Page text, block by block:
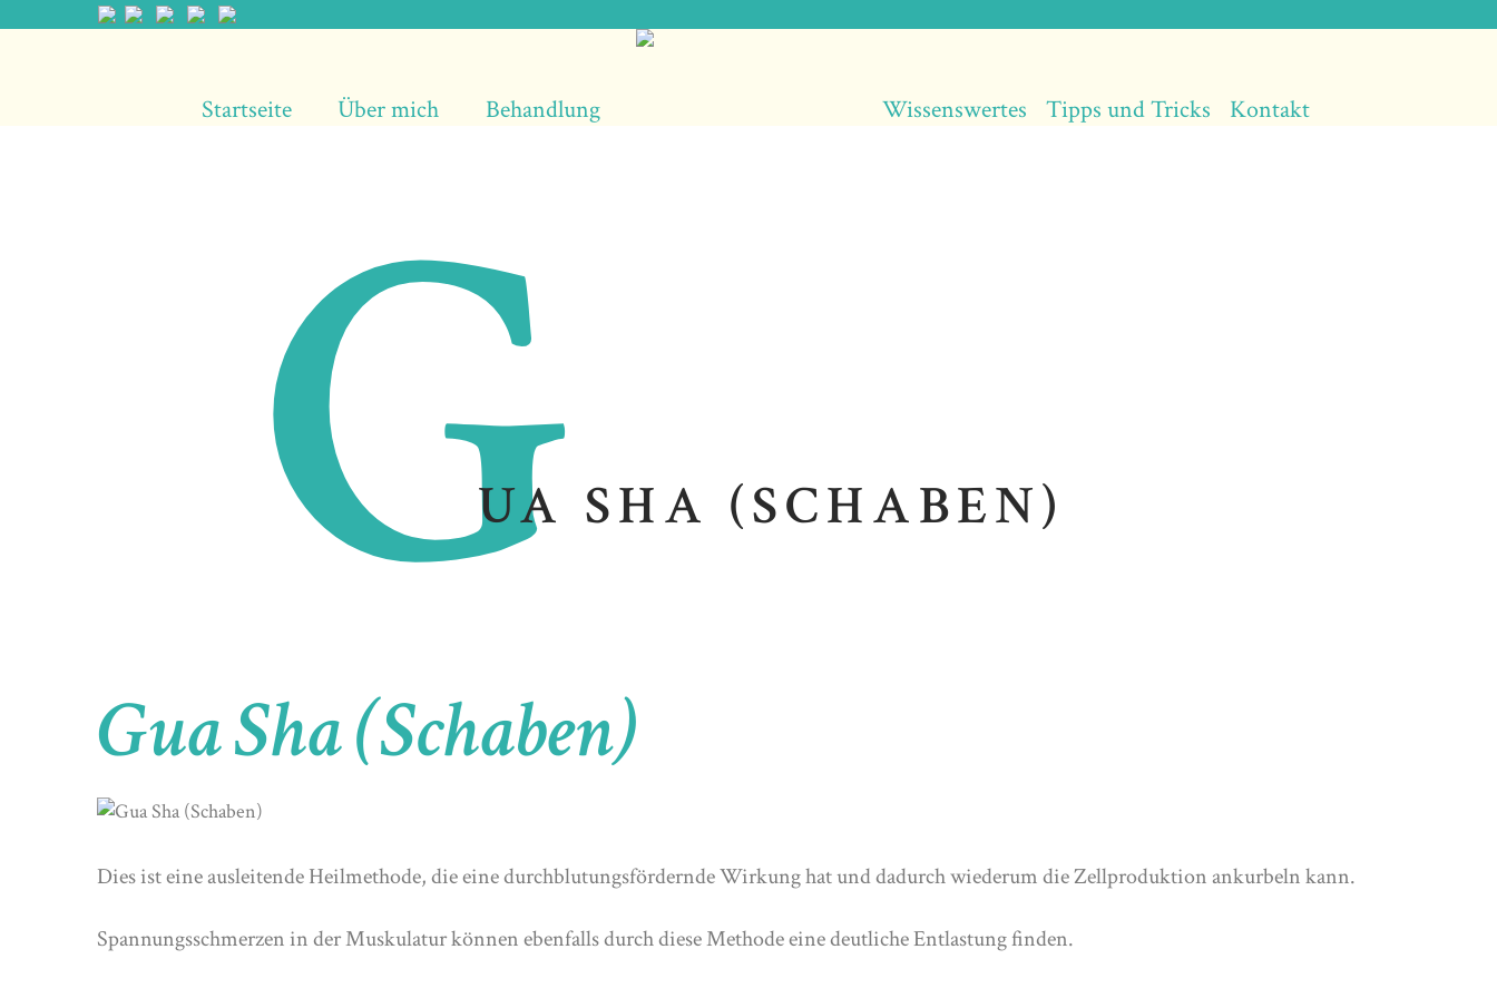
Startseite Über mich Behandlung Wissenswertes Tipps und Tricks Kontakt
GUA SHA (SCHABEN)
Gua Sha (Schaben)
Dies ist eine ausleitende Heilmethode, die eine durchblutungsfördernde Wirkung hat und dadurch wiederum die Zellproduktion ankurbeln kann.
Spannungsschmerzen in der Muskulatur können ebenfalls durch diese Methode eine deutliche Entlastung finden.